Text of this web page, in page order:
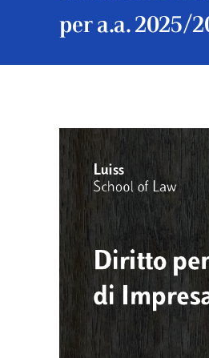
per a.a. 2025/